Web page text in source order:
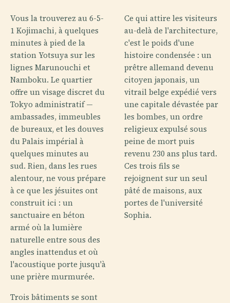
Vous la trouverez au 6-5-
1 Kojimachi, à quelques
minutes à pied de la
station Yotsuya sur les
lignes Marunouchi et
Namboku. Le quartier
offre un visage discret du
Tokyo administratif —
ambassades, immeubles
de bureaux, et les douves
du Palais impérial à
quelques minutes au
sud. Rien, dans les rues
alentour, ne vous prépare
à ce que les jésuites ont
construit ici : un
sanctuaire en béton
armé où la lumière
naturelle entre sous des
angles inattendus et où
l'acoustique porte jusqu'à
une prière murmurée.
Trois bâtiments se sont
Ce qui attire les visiteurs
au-delà de l'architecture,
c'est le poids d'une
histoire condensée : un
prêtre allemand devenu
citoyen japonais, un
vitrail belge expédié vers
une capitale dévastée par
les bombes, un ordre
religieux expulsé sous
peine de mort puis
revenu 230 ans plus tard.
Ces trois fils se
rejoignent sur un seul
pâté de maisons, aux
portes de l'université
Sophia.